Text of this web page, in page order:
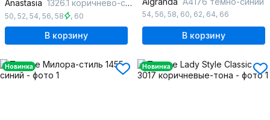
Anastasia 1326.1 коричнево-серый
50, 52, 54, 56, 58 , 60
В корзину
54, 56, 58, 60, 62, 64, 66
В корзину
Новинка Новинка